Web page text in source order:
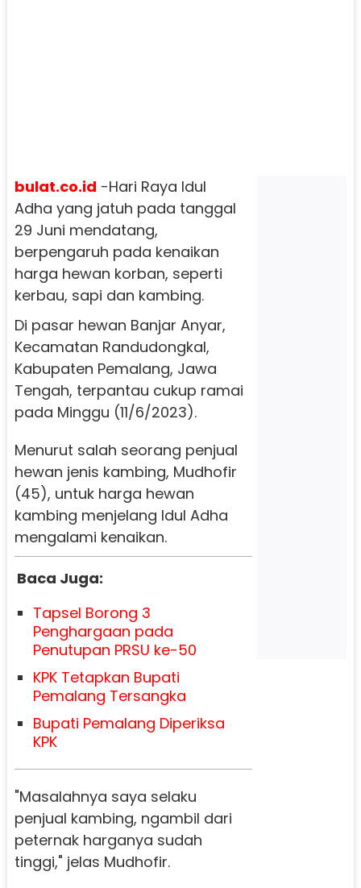
bulat.co.id -Hari Raya Idul
Adha yang jatuh pada tanggal
29 Juni mendatang,
berpengaruh pada kenaikan
harga hewan korban, seperti
kerbau, sapi dan kambing.
Di pasar hewan Banjar Anyar,
Kecamatan Randudongkal,
Kabupaten Pemalang, Jawa
Tengah, terpantau cukup ramai
pada Minggu (11/6/2023).
Menurut salah seorang penjual
hewan jenis kambing, Mudhofir
(45), untuk harga hewan
kambing menjelang Idul Adha
mengalami kenaikan.
Baca Juga:
Tapsel Borong 3
Penghargaan pada
Penutupan PRSU ke-50
KPK Tetapkan Bupati
Pemalang Tersangka
Bupati Pemalang Diperiksa
KPK
"Masalahnya saya selaku
penjual kambing, ngambil dari
peternak harganya sudah
tinggi," jelas Mudhofir.